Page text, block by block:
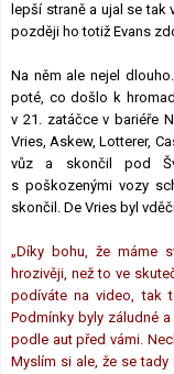
lepší straně a ujal se tak
později ho totiž Evans
Na něm ale nejel
poté, co došlo k
v 21. zatáčce v bariéře
Vries, Askew, Lotterer,
vůz a skončil pod
s poškozenými vozy
skončil. De Vries byl
„Díky bohu, že máme
hrozivěji, než to ve
podíváte na video, tak
Podmínky byly záludné
podle aut před vámi.
Myslím si ale, že se tady